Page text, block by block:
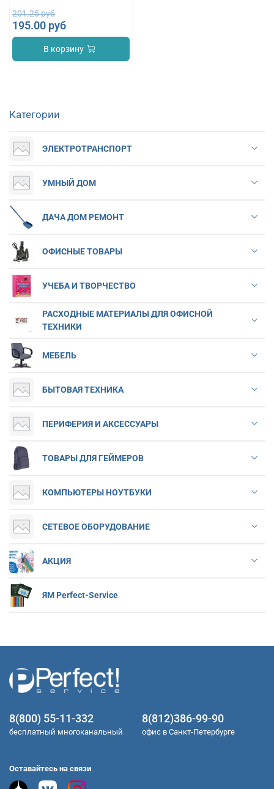
201.25 руб
195.00 руб
В корзину
Категории
ЭЛЕКТРОТРАНСПОРТ
УМНЫЙ ДОМ
ДАЧА ДОМ РЕМОНТ
ОФИСНЫЕ ТОВАРЫ
УЧЕБА И ТВОРЧЕСТВО
РАСХОДНЫЕ МАТЕРИАЛЫ ДЛЯ ОФИСНОЙ
ТЕХНИКИ
МЕБЕЛЬ
БЫТОВАЯ ТЕХНИКА
ПЕРИФЕРИЯ И АКСЕССУАРЫ
ТОВАРЫ ДЛЯ ГЕЙМЕРОВ
КОМПЬЮТЕРЫ НОУТБУКИ
СЕТЕВОЕ ОБОРУДОВАНИЕ
АКЦИЯ
ЯМ Perfect-Service
8(800) 55-11-332
бесплатный многоканальный
8(812)386-99-90
офис в Санкт-Петербурге
Оставайтесь на связи